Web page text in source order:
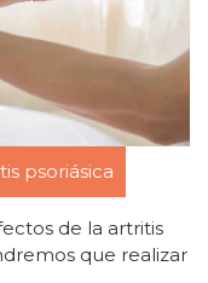
psoriásica
de la artritis
que realizar